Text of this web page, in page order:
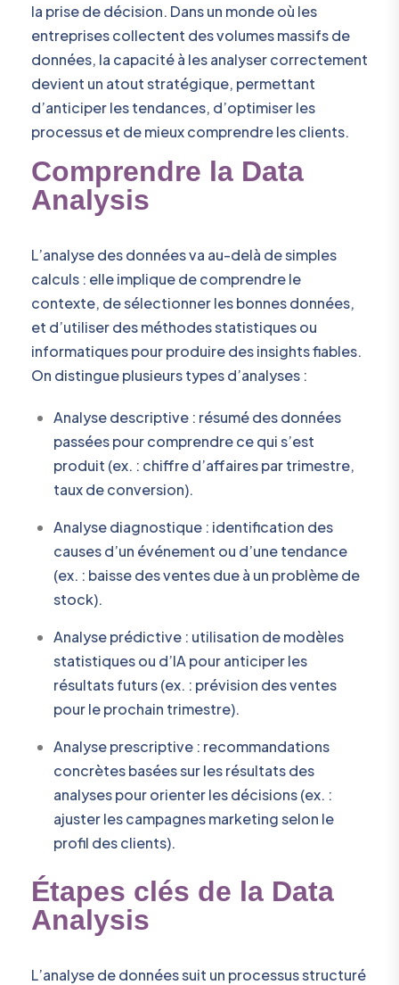
la prise de décision. Dans un monde où les
entreprises collectent des volumes massifs de
données, la capacité à les analyser correctement
devient un atout stratégique, permettant
d’anticiper les tendances, d’optimiser les
processus et de mieux comprendre les clients.
Comprendre la Data
Analysis
L’analyse des données va au-delà de simples
calculs : elle implique de comprendre le
contexte, de sélectionner les bonnes données,
et d’utiliser des méthodes statistiques ou
informatiques pour produire des insights fiables.
On distingue plusieurs types d’analyses :
Analyse descriptive : résumé des données
passées pour comprendre ce qui s’est
produit (ex. : chiffre d’affaires par trimestre,
taux de conversion).
Analyse diagnostique : identification des
causes d’un événement ou d’une tendance
(ex. : baisse des ventes due à un problème de
stock).
Analyse prédictive : utilisation de modèles
statistiques ou d’IA pour anticiper les
résultats futurs (ex. : prévision des ventes
pour le prochain trimestre).
Analyse prescriptive : recommandations
concrètes basées sur les résultats des
analyses pour orienter les décisions (ex. :
ajuster les campagnes marketing selon le
profil des clients).
Étapes clés de la Data
Analysis
L’analyse de données suit un processus structuré